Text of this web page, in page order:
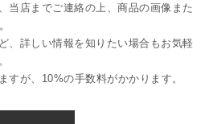
当店までご連絡の上、商品の画像また
、詳しい情報を知りたい場合もお気軽
すが、10%の手数料がかかります。